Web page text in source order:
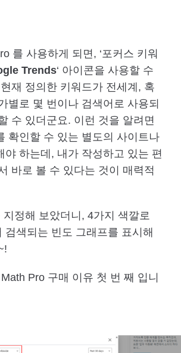
를 사용하게 되면, ‘포커스 키워
Trends‘ 아이콘을 사용할 수
재 정의한 키워드가 전세계, 혹
별로 몇 번이나 검색어로 사용되
수 있더군요. 이런 것을 알려면
확인할 수 있는 별도의 사이트나
야 하는데, 내가 작성하고 있는 편
바로 볼 수 있다는 것이 매력적
지정해 보았더니, 4가지 색깔로
검색되는 빈도 그래프를 표시해
Pro 구매 이유 첫 번 째 입니